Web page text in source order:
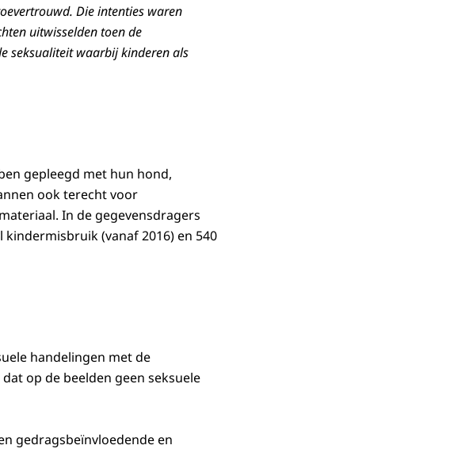
Die intenties waren
uitwisselden toen de
seksualiteit waarbij kinderen als
gepleegd met hun hond,
ook terecht voor
In de gegevensdragers
(vanaf 2016) en 540
handelingen met de
op de beelden geen seksuele
gedragsbeïnvloedende en